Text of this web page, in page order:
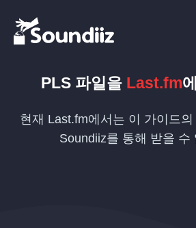
PLS 파일을 Last.fm
현재 Last.fm에서는 이 가이드
Soundiiz를 통해 받을 수